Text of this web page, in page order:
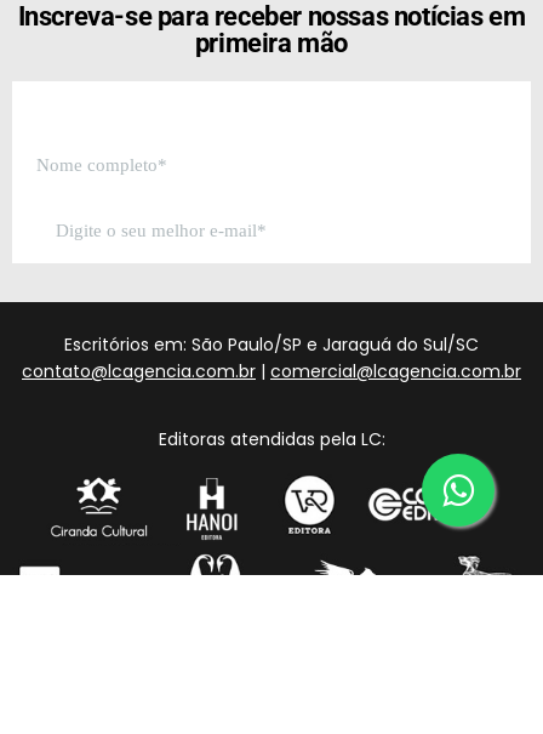
Inscreva-se para receber nossas notícias em
primeira mão
Escritórios em: São Paulo/SP e Jaraguá do Sul/SC
contato@lcagencia.com.br | comercial@lcagencia.com.br
Editoras atendidas pela LC: